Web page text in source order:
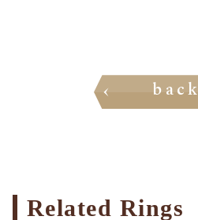
back
Related Rings